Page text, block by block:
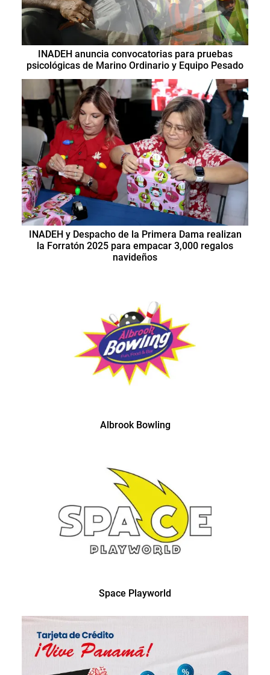
INADEH anuncia convocatorias para pruebas
psicológicas de Marino Ordinario y Equipo Pesado
INADEH y Despacho de la Primera Dama realizan
la Forratón 2025 para empacar 3,000 regalos
navideños
Albrook Bowling
Space Playworld